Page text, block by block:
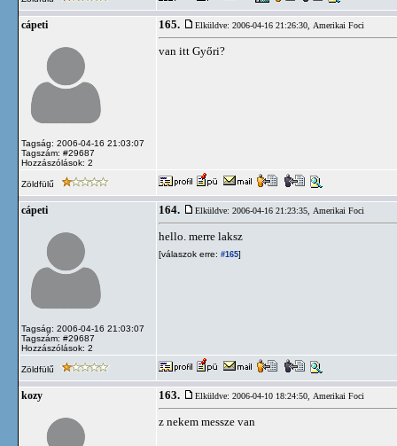
cápeti
Tagság: 2006-04-16 21:03:07
Tagszám: #29687
Hozzászólások: 2
165. Elküldve: 2006-04-16 21:26:30, Amerikai Foci
van itt Győri?
Zöldfülű
cápeti
Tagság: 2006-04-16 21:03:07
Tagszám: #29687
Hozzászólások: 2
164. Elküldve: 2006-04-16 21:23:35, Amerikai Foci
hello. merre laksz
[válaszok erre: #165]
Zöldfülű
kozy 163. Elküldve: 2006-04-10 18:24:50, Amerikai Foci
z nekem messze van